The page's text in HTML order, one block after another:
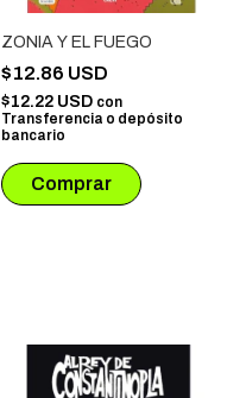
ZONIA Y EL FUEGO
$12.86 USD
$12.22 USD con
Transferencia o depósito
bancario